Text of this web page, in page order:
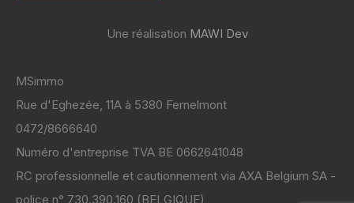
Une réalisation MAWI Dev
MSimmo
Rue d'Eghezée, 11A à 5380 Fernelmont
0472/8666640
Numéro d'entreprise TVA BE 0662641048
RC professionnelle et cautionnement via AXA Belgium SA -
police n° 730.390.160 (BELGIQUE)